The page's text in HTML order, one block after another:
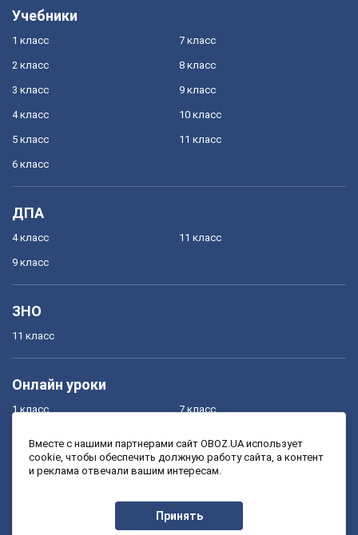
Учебники
1 класс
2 класс
3 класс
4 класс
5 класс
6 класс
7 класс
8 класс
9 класс
10 класс
11 класс
ДПА
4 класс
9 класс
11 класс
ЗНО
11 класс
Онлайн уроки
1 класс
3 класс
7 класс
9 класс
Вместе с нашими партнерами сайт OBOZ.UA использует
cookie, чтобы обеспечить должную работу сайта, а контент
и реклама отвечали вашим интересам.
Принять